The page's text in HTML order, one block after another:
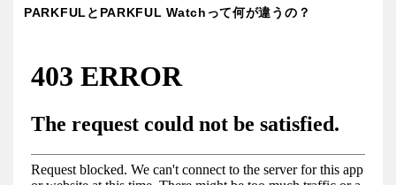
PARKFULとPARKFUL Watchって何が違うの？